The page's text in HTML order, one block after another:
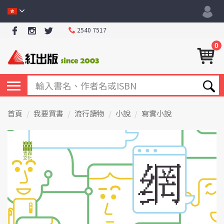
2540 7517
0
首頁 我要買書 流行讀物 小說 寫實小說